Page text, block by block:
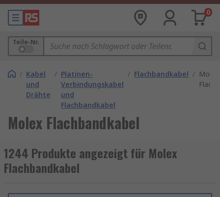
0
Teile-Nr.
/ Kabel
und
Drähte
/ Platinen-
Verbindungskabel
und
Flachbandkabel
/ Flachbandkabel / Molex
Molex Flachbandkabel
1244 Produkte angezeigt für Molex
Flachbandkabel